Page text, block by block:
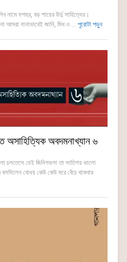
নামে মশহুর, বড় শায়ের উর্দু সাহিত্যের।
আমরা নানাভাবেই জানি, মিথ ও ... পুরোটা পড়ুন
অসাহিত্যিক অবদমনাখ্যান ৬
চলতেসে যেই জিনিশগুলা তা সাতিশয় ভালো
বোধয় কেউ কেউ মরে বেঁচে থাকবার